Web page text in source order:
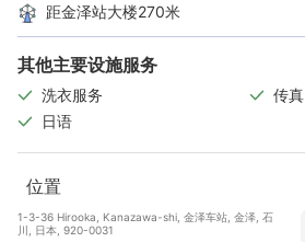
距金泽站大楼270米
其他主要设施服务
洗衣服务
传真
日语
位置
1-3-36 Hirooka, Kanazawa-shi, 金泽车站, 金泽, 石
川, 日本, 920-0031